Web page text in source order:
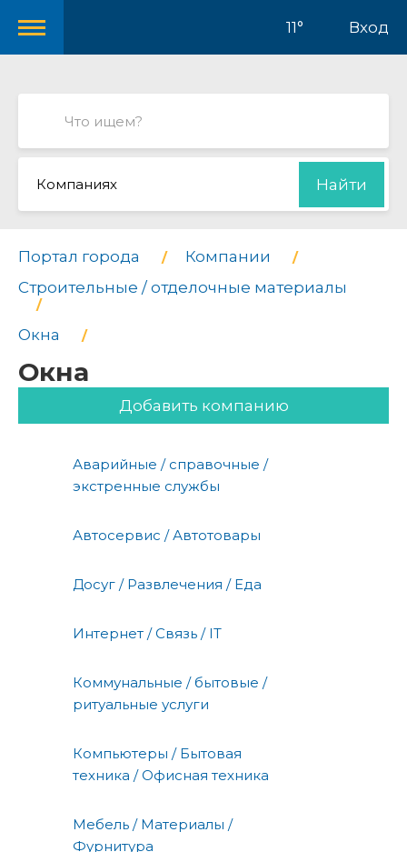
11° Вход
Компаниях Найти
Портал города
Компании
Строительные / отделочные материалы
Окна
Окна
Добавить компанию
Аварийные / справочные /
экстренные службы
Автосервис / Автотовары
Досуг / Развлечения / Еда
Интернет / Связь / IT
Коммунальные / бытовые /
ритуальные услуги
Компьютеры / Бытовая
техника / Офисная техника
Мебель / Материалы /
Фурнитура